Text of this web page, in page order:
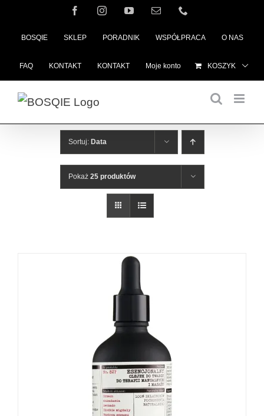
FacebookInstagramYouTubeEmail
BOSQIE SKLEP PORADNIK WSPÓŁPRACA O NAS
FAQ KONTAKT KONTAKT Moje konto KOSZYK
Sortuj: Data
Pokaż 25 produktów